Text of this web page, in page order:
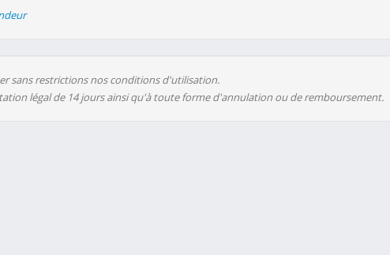
sans restrictions nos conditions d'utilisation.
légal de 14 jours ainsi qu'à toute forme d'annulation ou de remboursement.